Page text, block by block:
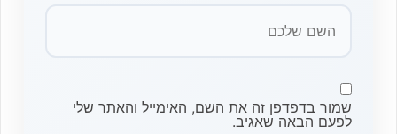
שמור בדפדפן זה את השם, האימייל והאתר שלי
לפעם הבאה שאגיב.